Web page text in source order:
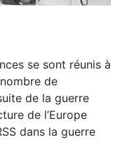
se sont réunis à
de
de la guerre
de l’Europe
dans la guerre